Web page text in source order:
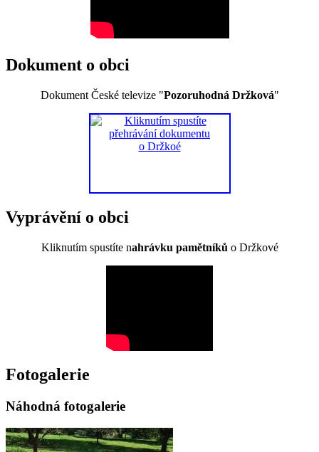
Dokument o obci
Dokument České televize "Pozoruhodná Držková"
Vyprávění o obci
Kliknutím spustíte nahrávku pamětníků o Držkové
Fotogalerie
Náhodná fotogalerie